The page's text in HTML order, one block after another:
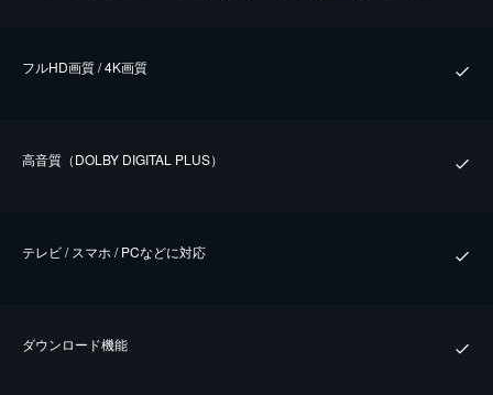
フルHD画質 / 4K画質
⾼⾳質（DOLBY DIGITAL PLUS）
テレビ / スマホ / PCなどに対応
ダウンロード機能